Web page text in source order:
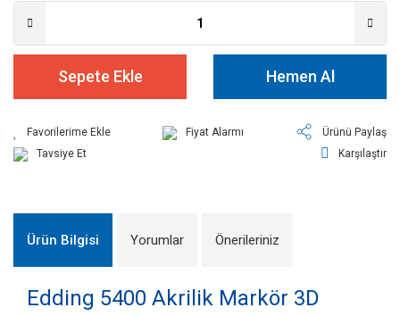
Sepete Ekle Hemen Al
Fiyat Alarmı
Ürünü Paylaş
Tavsiye Et
Karşılaştır
Ürün Bilgisi Yorumlar Önerileriniz
Edding 5400 Akrilik Markör 3D